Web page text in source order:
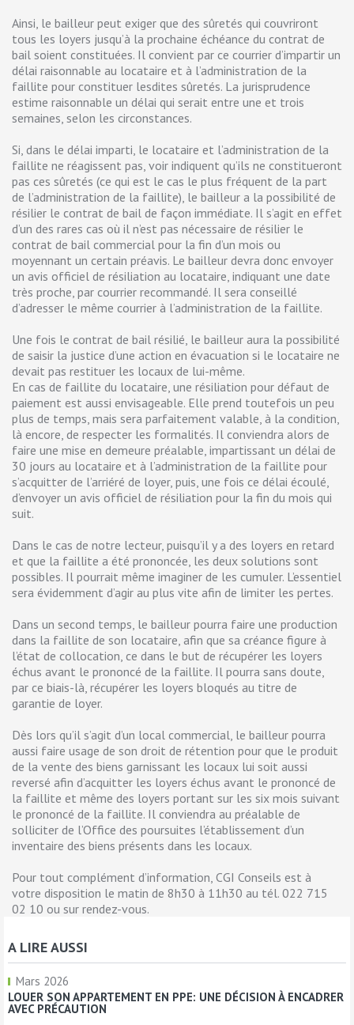
Ainsi, le bailleur peut exiger que des sûretés qui couvriront
tous les loyers jusqu’à la prochaine échéance du contrat de
bail soient constituées. Il convient par ce courrier d’impartir un
délai raisonnable au locataire et à l’administration de la
faillite pour constituer lesdites sûretés. La jurisprudence
estime raisonnable un délai qui serait entre une et trois
semaines, selon les circonstances.
Si, dans le délai imparti, le locataire et l’administration de la
faillite ne réagissent pas, voir indiquent qu’ils ne constitueront
pas ces sûretés (ce qui est le cas le plus fréquent de la part
de l’administration de la faillite), le bailleur a la possibilité de
résilier le contrat de bail de façon immédiate. Il s’agit en effet
d’un des rares cas où il n’est pas nécessaire de résilier le
contrat de bail commercial pour la fin d’un mois ou
moyennant un certain préavis. Le bailleur devra donc envoyer
un avis officiel de résiliation au locataire, indiquant une date
très proche, par courrier recommandé. Il sera conseillé
d’adresser le même courrier à l’administration de la faillite.
Une fois le contrat de bail résilié, le bailleur aura la possibilité
de saisir la justice d’une action en évacuation si le locataire ne
devait pas restituer les locaux de lui-même.
En cas de faillite du locataire, une résiliation pour défaut de
paiement est aussi envisageable. Elle prend toutefois un peu
plus de temps, mais sera parfaitement valable, à la condition,
là encore, de respecter les formalités. Il conviendra alors de
faire une mise en demeure préalable, impartissant un délai de
30 jours au locataire et à l’administration de la faillite pour
s’acquitter de l’arriéré de loyer, puis, une fois ce délai écoulé,
d’envoyer un avis officiel de résiliation pour la fin du mois qui
suit.
Dans le cas de notre lecteur, puisqu’il y a des loyers en retard
et que la faillite a été prononcée, les deux solutions sont
possibles. Il pourrait même imaginer de les cumuler. L’essentiel
sera évidemment d’agir au plus vite afin de limiter les pertes.
Dans un second temps, le bailleur pourra faire une production
dans la faillite de son locataire, afin que sa créance figure à
l’état de collocation, ce dans le but de récupérer les loyers
échus avant le prononcé de la faillite. Il pourra sans doute,
par ce biais-là, récupérer les loyers bloqués au titre de
garantie de loyer.
Dès lors qu’il s’agit d’un local commercial, le bailleur pourra
aussi faire usage de son droit de rétention pour que le produit
de la vente des biens garnissant les locaux lui soit aussi
reversé afin d’acquitter les loyers échus avant le prononcé de
la faillite et même des loyers portant sur les six mois suivant
le prononcé de la faillite. Il conviendra au préalable de
solliciter de l’Office des poursuites l’établissement d’un
inventaire des biens présents dans les locaux.
Pour tout complément d’information, CGI Conseils est à
votre disposition le matin de 8h30 à 11h30 au tél. 022 715
02 10 ou sur rendez-vous.
A LIRE AUSSI
Mars 2026
LOUER SON APPARTEMENT EN PPE: UNE DÉCISION À ENCADRER
AVEC PRÉCAUTION